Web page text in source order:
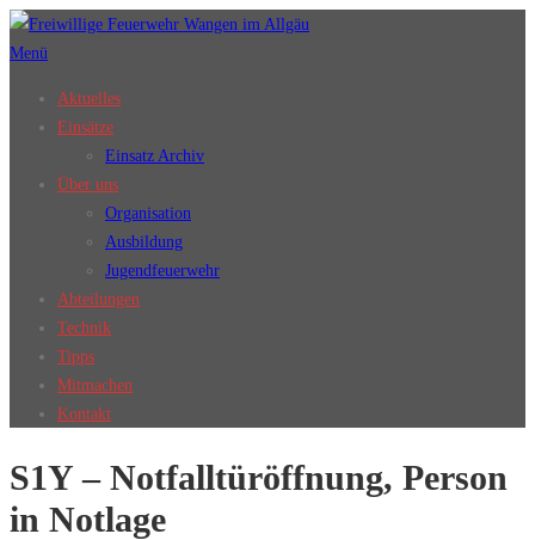
Zum
Inhalt
Menü
Aktuelles
Einsätze
Einsatz Archiv
Über uns
Organisation
Ausbildung
Jugendfeuerwehr
Abteilungen
Technik
Tipps
Mitmachen
Kontakt
S1Y – Notfalltüröffnung, Person
in Notlage